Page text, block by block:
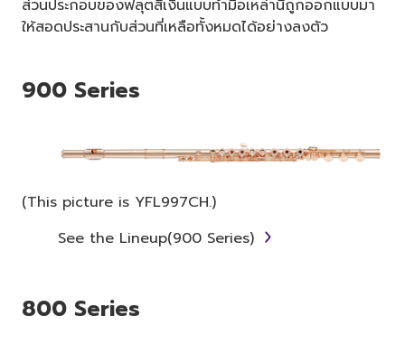
ส่วนประกอบของฟลุตสีเงินแบบทำมือเหล่านี้ถูกออกแบบมา
ให้สอดประสานกับส่วนที่เหลือทั้งหมดได้อย่างลงตัว
900 Series
(This picture is YFL997CH.)
See the Lineup(900 Series)
800 Series